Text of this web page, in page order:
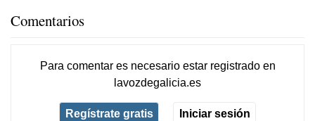
Comentarios
Para comentar es necesario estar registradoen
lavozdegalicia.es
Regístrate gratis Iniciar sesión